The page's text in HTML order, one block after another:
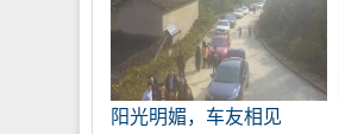
阳光明媚，车友相见